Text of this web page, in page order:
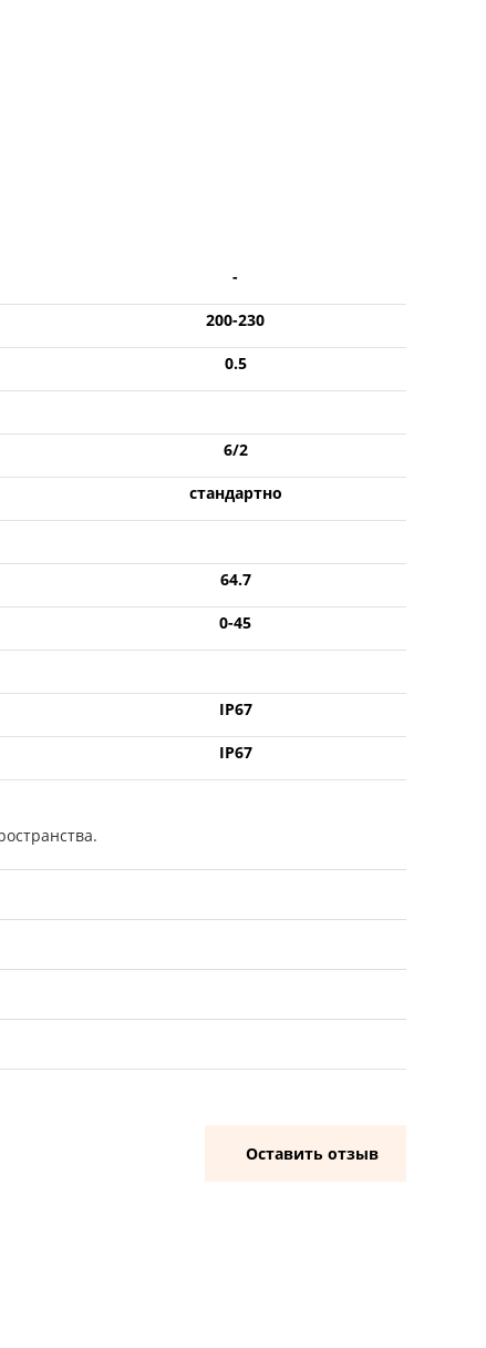
-
200-230
0.5
6/2
стандартно
64.7
0-45
IP67
IP67
Оставить отзыв